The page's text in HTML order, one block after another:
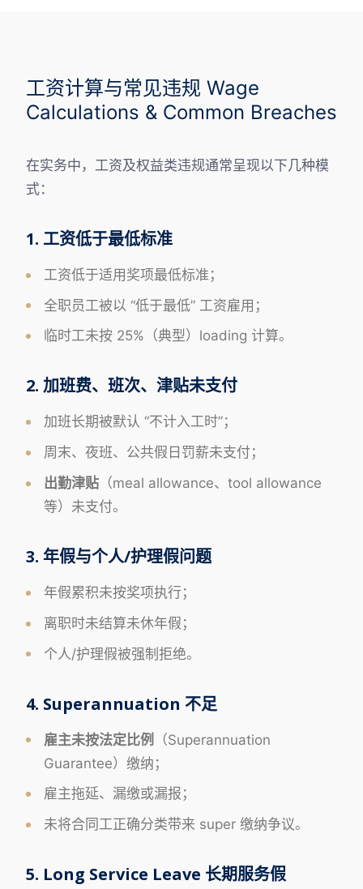
工资计算与常见违规 Wage
Calculations & Common Breaches
在实务中，工资及权益类违规通常呈现以下几种模
式：
1. 工资低于最低标准
工资低于适用奖项最低标准；
全职员工被以 “低于最低” 工资雇用；
临时工未按 25%（典型）loading 计算。
2. 加班费、班次、津贴未支付
加班长期被默认 “不计入工时”；
周末、夜班、公共假日罚薪未支付；
出勤津贴 （meal allowance、tool allowance
等）未支付。
3. 年假与个人/护理假问题
年假累积未按奖项执行；
离职时未结算未休年假；
个人/护理假被强制拒绝。
4. Superannuation 不足
雇主未按法定比例
（Superannuation
Guarantee）缴纳；
雇主拖延、漏缴或漏报；
未将合同工正确分类带来 super 缴纳争议。
5. Long Service Leave 长期服务假